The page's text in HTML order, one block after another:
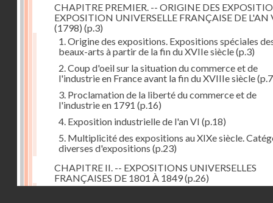
CHAPITRE PREMIER. -- ORIGINE DES
EXPOSITION UNIVERSELLE FRANÇAISE DE L'AN
(1798) (p.3)
1. Origine des expositions. Expositions spéciales
beaux-arts à partir de la fin du XVIIe siècle(p.3)
2. Coup d'oeil sur la situation du commerce et de
l'industrie en France avant la fin du XVIIIe siècle
3. Proclamation de la liberté du commerce et de
l'industrie en 1791 (p.16)
4. Exposition industrielle de l'an VI (p.18)
5. Multiplicité des expositions au XIXe siècle.
diverses d'expositions (p.23)
CHAPITRE II. -- EXPOSITIONS UNIVERSELLES
FRANÇAISES DE 1801 À 1849(p.26)